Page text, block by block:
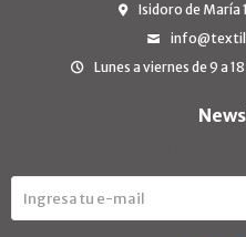
Isidoro de María
Lunes a viernes de 9 a